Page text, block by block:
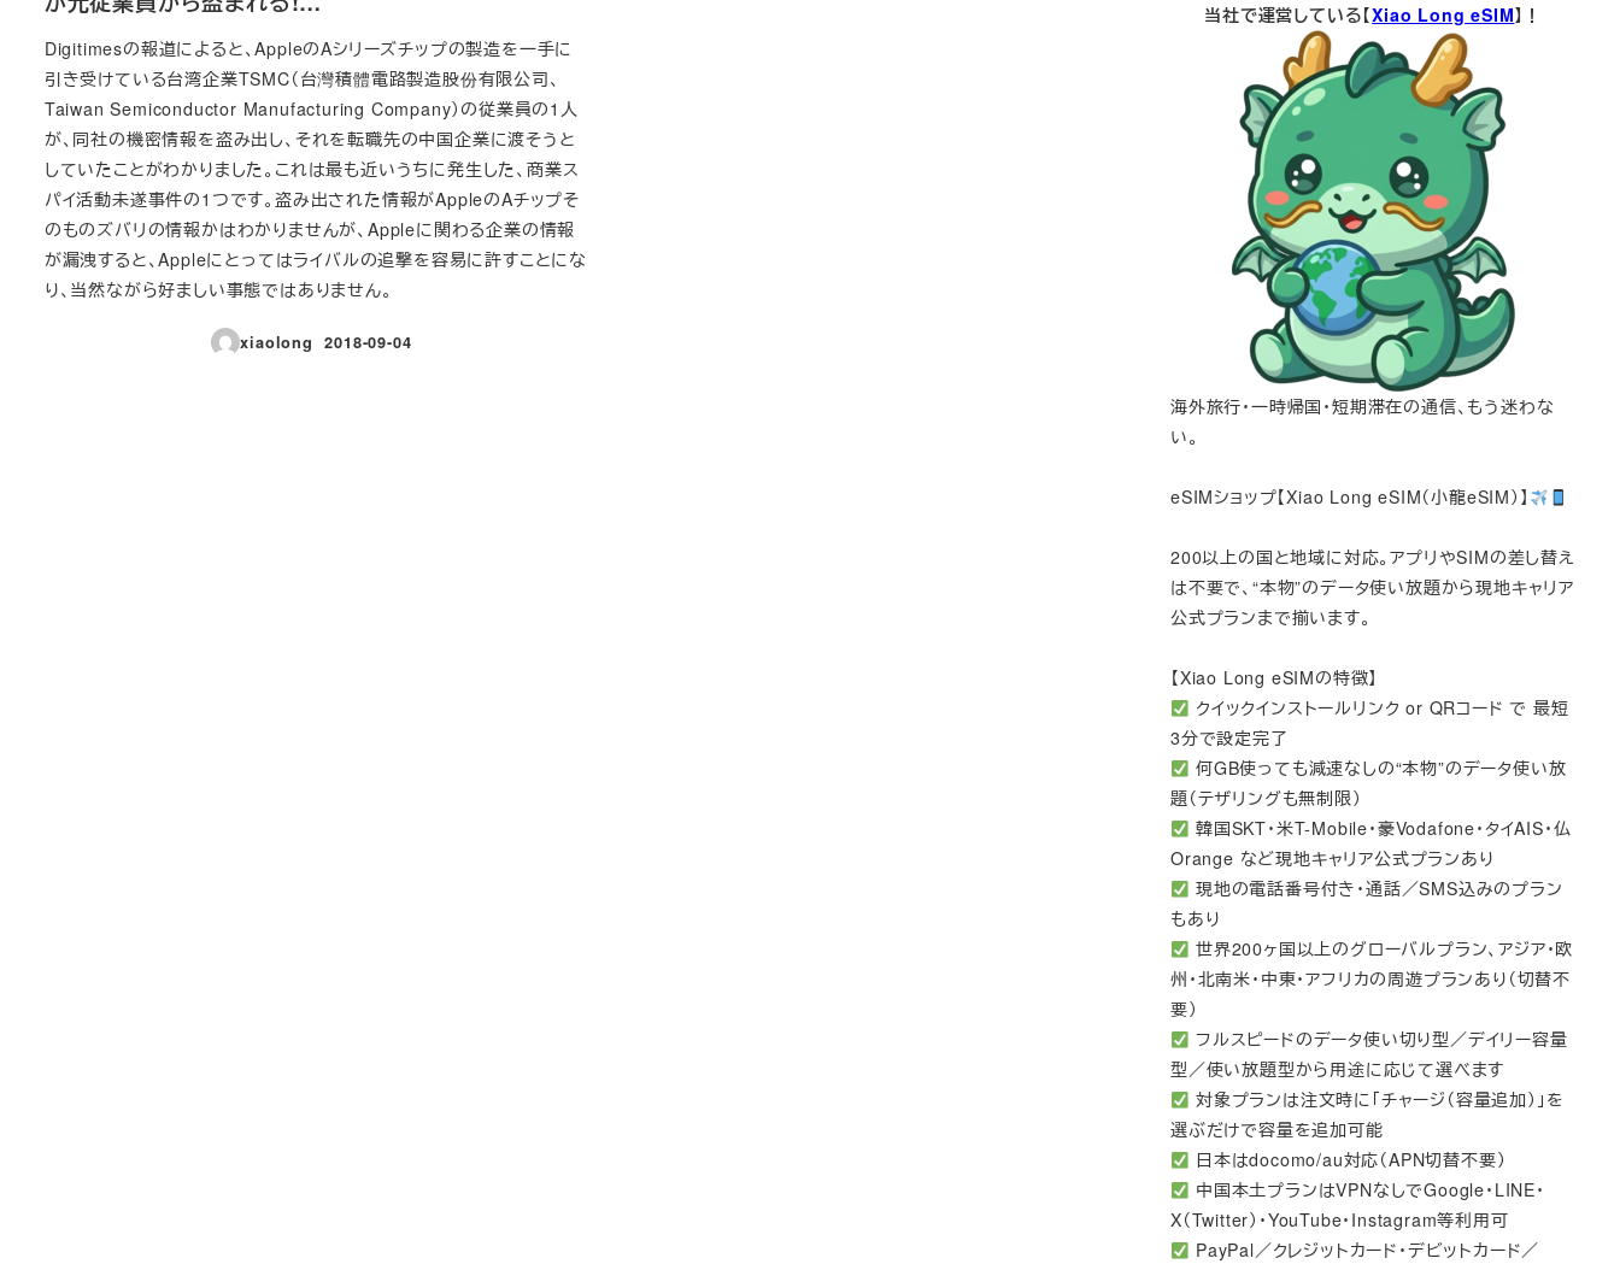
Digitimesの報道によると、AppleのAシリーズチップの製造を一手に
引き受けている台湾企業TSMC（台灣積體電路製造股份有限公司、
Taiwan Semiconductor Manufacturing Company）の従業員の1人
が、同社の機密情報を盗み出し、それを転職先の中国企業に渡そうと
していたことがわかりました。これは最も近いうちに発生した、商業ス
パイ活動未遂事件の1つです。盗み出された情報がAppleのAチップそ
のものズバリの情報かはわかりませんが、Appleに関わる企業の情報
が漏洩すると、Appleにとってはライバルの追撃を容易に許すことにな
り、当然ながら好ましい事態ではありません。
xiaolong
投稿日
2018-09-04
当社で運営している【Xiao Long eSIM】！
海外旅行・一時帰国・短期滞在の通信、もう迷わな
い。
eSIMショップ【Xiao Long eSIM（小龍eSIM）】
200以上の国と地域に対応。アプリやSIMの差し替え
は不要で、“本物”のデータ使い放題から現地キャリア
公式プランまで揃います。
【Xiao Long eSIMの特徴】
クイックインストールリンク or QRコード で 最短
3分で設定完了
何GB使っても減速なしの“本物”のデータ使い放
題（テザリングも無制限）
韓国SKT・米T-Mobile・豪Vodafone・タイAIS・仏
Orange など現地キャリア公式プランあり
現地の電話番号付き・通話／SMS込みのプラン
もあり
世界200ヶ国以上のグローバルプラン、アジア・欧
州・北南米・中東・アフリカの周遊プランあり（切替不
要）
フルスピードのデータ使い切り型／デイリー容量
型／使い放題型から用途に応じて選べます
対象プランは注文時に「チャージ（容量追加）」を
選ぶだけで容量を追加可能
日本はdocomo/au対応（APN切替不要）
中国本土プランはVPNなしでGoogle・LINE・
X（Twitter）・YouTube・Instagram等利用可
PayPal／クレジットカード・デビットカード／